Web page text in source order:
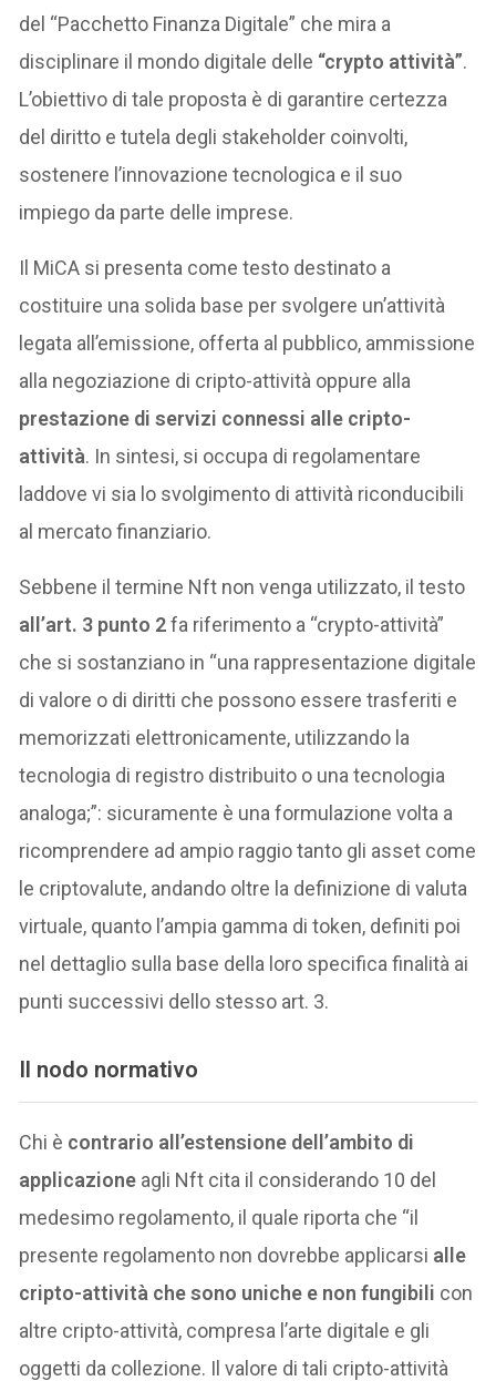
del “Pacchetto Finanza Digitale” che mira a
disciplinare il mondo digitale delle “crypto attività”.
L’obiettivo di tale proposta è di garantire certezza
del diritto e tutela degli stakeholder coinvolti,
sostenere l’innovazione tecnologica e il suo
impiego da parte delle imprese.
Il MiCA si presenta come testo destinato a
costituire una solida base per svolgere un’attività
legata all’emissione, offerta al pubblico, ammissione
alla negoziazione di cripto-attività oppure alla
prestazione di servizi connessi alle cripto-
attività. In sintesi, si occupa di regolamentare
laddove vi sia lo svolgimento di attività riconducibili
al mercato finanziario.
Sebbene il termine Nft non venga utilizzato, il testo
all’art. 3 punto 2fa riferimento a “crypto-attività”
che si sostanziano in “una rappresentazione digitale
di valore o di diritti che possono essere trasferiti e
memorizzati elettronicamente, utilizzando la
tecnologia di registro distribuito o una tecnologia
analoga;”: sicuramente è una formulazione volta a
ricomprendere ad ampio raggio tanto gli asset come
le criptovalute, andando oltre la definizione di valuta
virtuale, quanto l’ampia gamma di token, definiti poi
nel dettaglio sulla base della loro specifica finalità ai
punti successivi dello stesso art. 3.
Il nodo normativo
Chi è contrario all’estensione dell’ambito di
applicazione agli Nft cita il considerando 10 del
medesimo regolamento, il quale riporta che “il
presente regolamento non dovrebbe applicarsi alle
cripto-attività che sono uniche e non fungibili con
altre cripto-attività, compresa l’arte digitale e gli
oggetti da collezione. Il valore di tali cripto-attività